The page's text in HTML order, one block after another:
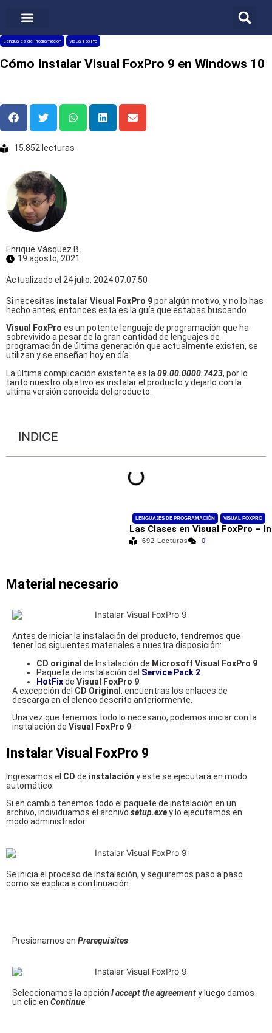
Lenguajes de Programación Visual FoxPro
Cómo Instalar Visual FoxPro 9 en Windows 10
15.852 lecturas
Enrique Vásquez B.
19 agosto, 2021
Actualizado el 24 julio, 2024 07:07:50
Si necesitas instalar Visual FoxPro 9por algún motivo, y no lo has
hecho antes, entonces esta es la guía que estabas buscando.
Visual FoxPro es un potente lenguaje de programación que ha
sobrevivido a pesar de la gran cantidad de lenguajes de
programación de última generación que actualmente existen, se
utilizan y se enseñan hoy en día.
La última complicación existente es la 09.00.0000.7423, por lo
tanto nuestro objetivo es instalar el producto y dejarlo con la
ultima versión conocida del producto.
INDICE
LENGUAJES DE PROGRAMACIÓN VISUAL FOXPRO
Las Clases en Visual FoxPro –
692 Lecturas 0
Material necesario
Antes de iniciar la instalación del producto, tendremos que
tener los siguientes materiales a nuestra disposición:
CD original de Instalación de Microsoft Visual FoxPro 9
Paquete de instalación del Service Pack 2
HotFixde Visual FoxPro 9
A excepción del CD Original , encuentras los enlaces de
descarga en el elenco descrito anteriormente.
Una vez que tenemos todo lo necesario, podemos iniciar con la
instalación de Visual FoxPro 9
Instalar Visual FoxPro 9
Ingresamos el CD de instalación y este se ejecutará en modo
automático.
Si en cambio tenemos todo el paquete de instalación en un
archivo, individuamos el archivo setup.exey lo ejecutamos en
modo administrador.
Se inicia el proceso de instalación, y seguiremos paso a paso
como se explica a continuación.
Presionamos en Prerequisites
Seleccionamos la opción I accept the agreementy luego damos
un clic en Continue.